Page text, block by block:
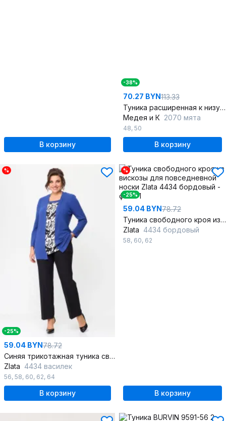
В корзину
-38%
70.27 BYN113.33
Туника расширенная к низу из трикотажа бирюзового цвета
Медея и К 2070 мята
48, 50
В корзину
%
-25%
59.04 BYN78.72
Синяя трикотажная туника свободного кроя для повседневной носки
Zlata 4434 василек
56, 58, 60, 62, 64
В корзину
%
-25%
59.04 BYN78.72
Туника свободного кроя из вискозы для повседневной носки
Zlata 4434 бордовый
58, 60, 62
В корзину